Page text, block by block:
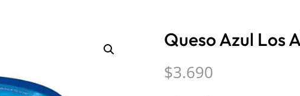
Queso Azul Los
$3.690